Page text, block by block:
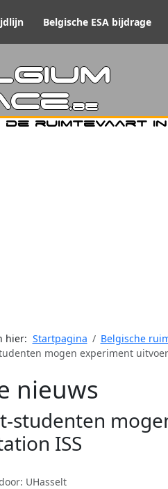
Belgische ESA bijdrage
.be
de ruimtevaart
hier: Startpagina
Belgische
mogen experiment
nieuws
studenten
ISS
UHasselt